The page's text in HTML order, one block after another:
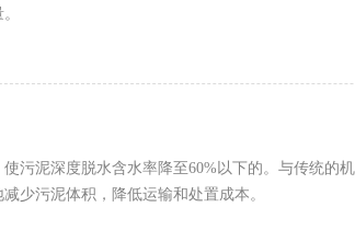
污泥深度脱水含水率降至60%以下的。与传统的
少污泥体积，降低运输和处置成本。